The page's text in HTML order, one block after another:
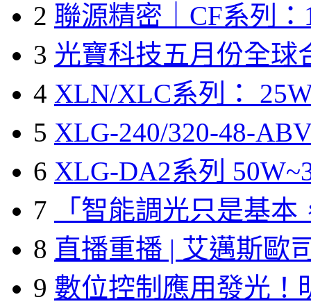
2 聯源精密｜CF系列：
3 光寶科技五月份全球
4 XLN/XLC系列：
5 XLG-240/320-48-
6 XLG-DA2系列
7
「智能調光只是基本
8 直播重播 | 艾邁斯歐
9 數位控制應用發光！